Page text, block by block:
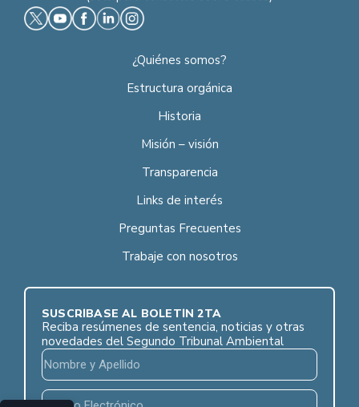
¿Quiénes somos?
Estructura orgánica
Historia
Misión – visión
Transparencia
Links de interés
Preguntas Frecuentes
Trabaje con nosotros
SUSCRÍBASE AL BOLETÍN 2TA
Reciba resúmenes de sentencia, noticias y otras
novedades del Segundo Tribunal Ambiental